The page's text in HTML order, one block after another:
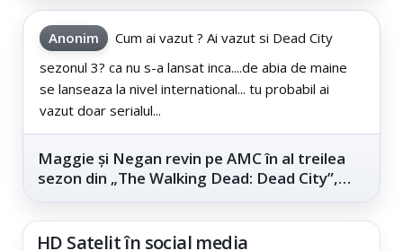
Anonim
Cum ai vazut ? Ai vazut si Dead City
sezonul 3? ca nu s-a lansat inca....de abia de maine
se lanseaza la nivel international... tu probabil ai
vazut doar serialul...
Maggie și Negan revin pe AMC în al treilea
sezon din „The Walking Dead: Dead City”,
HD Satelit în social media